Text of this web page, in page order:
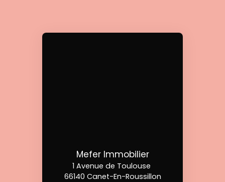
Mefer Immobilier
1 Avenue de Toulouse
66140 Canet-En-Roussillon